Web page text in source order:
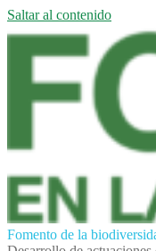
Saltar al contenido
Fomento de la